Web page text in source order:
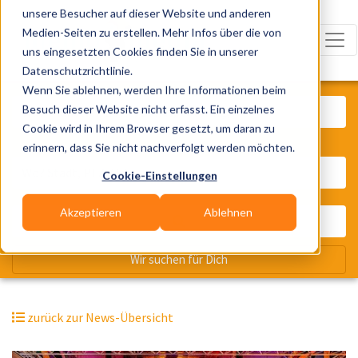
unsere Besucher auf dieser Website und anderen
Medien-Seiten zu erstellen. Mehr Infos über die von
uns eingesetzten Cookies finden Sie in unserer
Datenschutzrichtlinie.
Wenn Sie ablehnen, werden Ihre Informationen beim
Besuch dieser Website nicht erfasst. Ein einzelnes
Cookie wird in Ihrem Browser gesetzt, um daran zu
erinnern, dass Sie nicht nachverfolgt werden möchten.
Cookie-Einstellungen
Akzeptieren Ablehnen
zurück zur News-Übersicht
Was? Künstler, Zelte, Bands,
Wo? Stadt, PLZ, Ort
Wir suchen für Dich